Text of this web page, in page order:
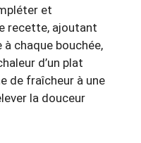
et
recette, ajoutant
chaque bouchée,
d’un plat
de fraîcheur à une
la douceur